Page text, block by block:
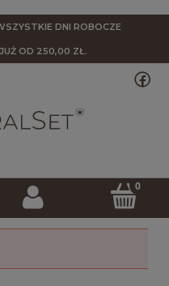
DNI ROBOCZE
JUŻ OD 250,00 ZŁ.